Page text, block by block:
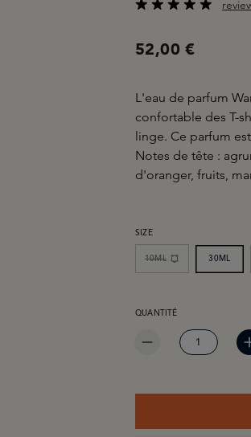
52,00 €
L'eau de parfum
confortable des T-
linge. Ce parfum
Notes de tête :
d'oranger, fruits,
SÉLECTIONNEZ
SIZE
10ML 30ML
QUANTITÉ DE PRODUIT
QUANTITÉ